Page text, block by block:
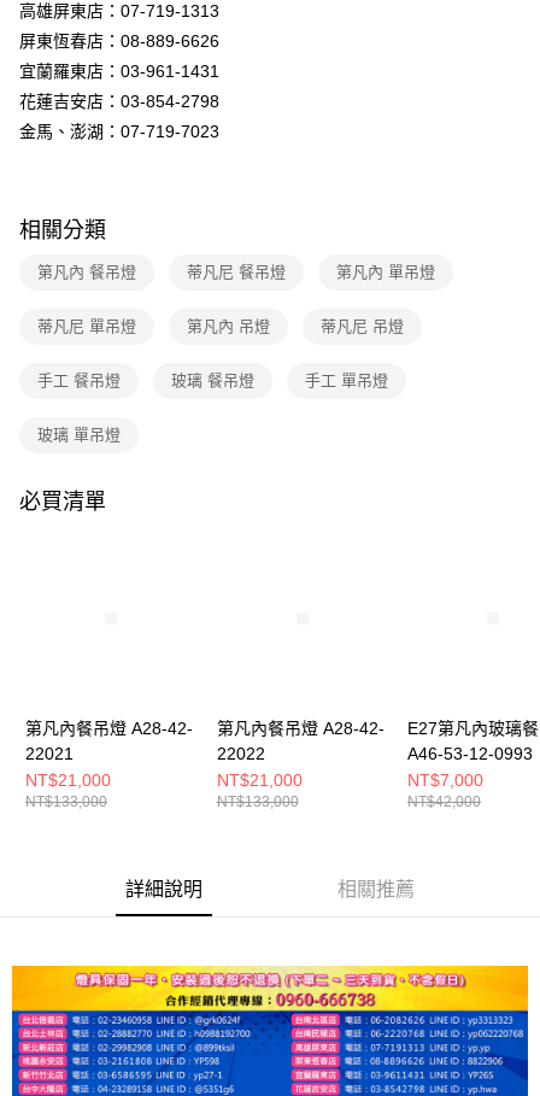
３．安心：先確認商品／服務後，再付款。
【「AFTEE先享後付」結帳流程】
１．於結帳方式選擇「AFTEE先享後付」後，將跳轉至「AFTEE先享後付」
結帳頁面，進行簡訊認證並確認金額後，即可完成結帳。
２．訂單成立數日內，您將收到繳費通知簡訊。
後付繳納相關費用。
是否繳費成功／繳費後需取消欲退款等相關疑問，請聯繫「AFTEE先享後付
易，需依本服務之必要範圍內提供個人資料，並將交易相關給付款項請求債
２．關於個人資料處理事宜，請瀏覽以下網址：
「AFTEE先享後付」，若未經同意申辦者引起之損失，本公司不負相關責
任。
新竹貨運宅配
高雄屏東店：07-719-1313
屏東恆春店：08-889-6626
宜蘭羅東店：03-961-1431
花蓮吉安店：03-854-2798
金馬、澎湖：07-719-7023
相關分類
第凡內 餐吊燈 蒂凡尼 餐吊燈 第凡內 單吊燈
蒂凡尼 單吊燈 第凡內 吊燈 蒂凡尼 吊燈
手工 餐吊燈 玻璃 餐吊燈 手工 單吊燈
玻璃 單吊燈
必買清單
第凡內餐吊燈 A28-42-
22021
NT$21,000
NT$133,000
第凡內餐吊燈 A28-42-
22022
NT$21,000
NT$133,000
E27第凡內玻璃
A46-53-12-0993
NT$7,000
NT$42,000
詳細說明 相關推薦